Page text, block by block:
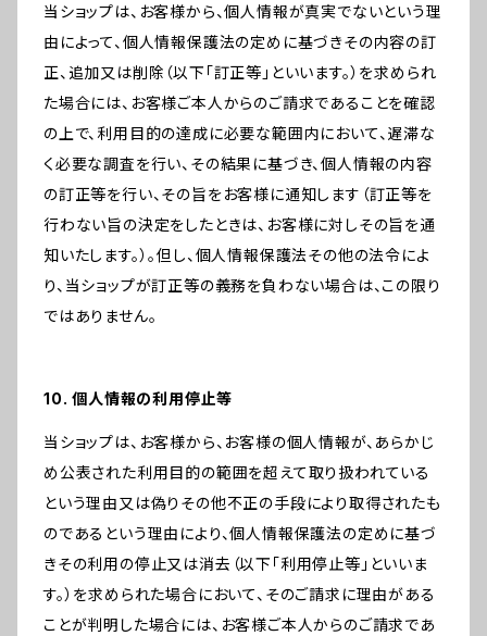
当ショップは、お客様から、個人情報が真実でないという理
由によって、個人情報保護法の定めに基づきその内容の訂
正、追加又は削除（以下「訂正等」といいます。）を求められ
た場合には、お客様ご本人からのご請求であることを確認
の上で、利用目的の達成に必要な範囲内において、遅滞な
く必要な調査を行い、その結果に基づき、個人情報の内容
の訂正等を行い、その旨をお客様に通知します（訂正等を
行わない旨の決定をしたときは、お客様に対しその旨を通
知いたします。）。但し、個人情報保護法その他の法令によ
り、当ショップが訂正等の義務を負わない場合は、この限り
ではありません。
10. 個人情報の利用停止等
当ショップは、お客様から、お客様の個人情報が、あらかじ
め公表された利用目的の範囲を超えて取り扱われている
という理由又は偽りその他不正の手段により取得されたも
のであるという理由により、個人情報保護法の定めに基づ
きその利用の停止又は消去（以下「利用停止等」といいま
す。）を求められた場合において、そのご請求に理由がある
ことが判明した場合には、お客様ご本人からのご請求であ